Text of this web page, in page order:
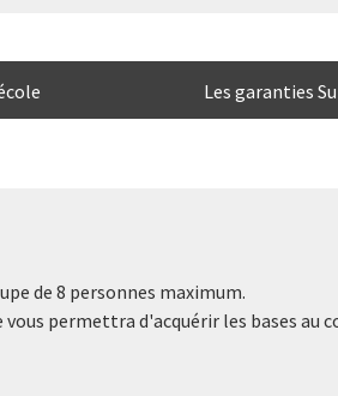
Les garanties
de 8 personnes maximum.
permettra d'acquérir les bases au